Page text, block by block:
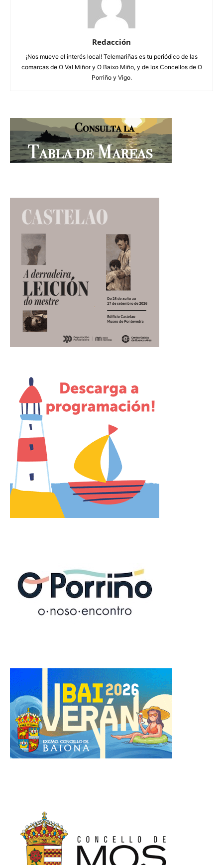
Redacción
¡Nos mueve el interés local! Telemariñas es tu periódico de las
comarcas de O Val Miñor y O Baixo Miño, y de los Concellos de O
Porriño y Vigo.